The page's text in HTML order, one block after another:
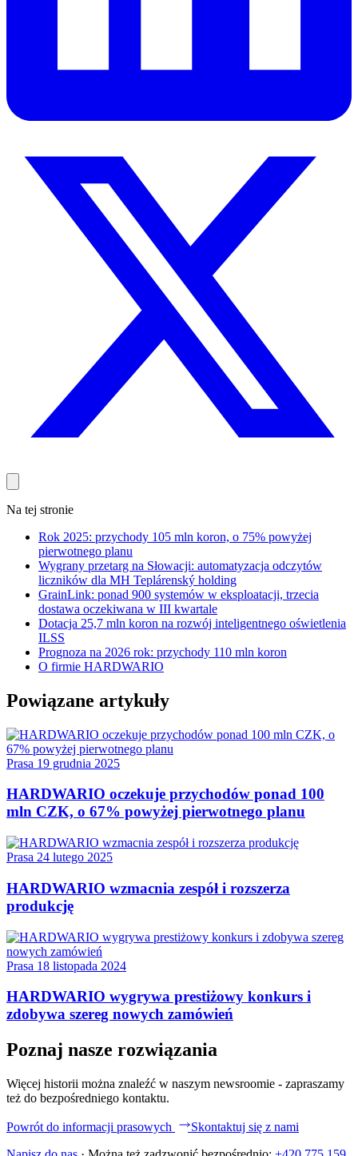
Na tej stronie
Rok 2025: przychody 105 mln koron, o 75% powyżej
pierwotnego planu
Wygrany przetarg na Słowacji: automatyzacja odczytów
liczników dla MH Teplárenský holding
GrainLink: ponad 900 systemów w eksploatacji, trzecia
dostawa oczekiwana w III kwartale
Dotacja 25,7 mln koron na rozwój inteligentnego oświetlenia
ILSS
Prognoza na 2026 rok: przychody 110 mln koron
O firmie HARDWARIO
Powiązane artykuły
Prasa 19 grudnia 2025
HARDWARIO oczekuje przychodów ponad 100
mln CZK, o 67% powyżej pierwotnego planu
Prasa 24 lutego 2025
HARDWARIO wzmacnia zespół i rozszerza
produkcję
Prasa 18 listopada 2024
HARDWARIO wygrywa prestiżowy konkurs i
zdobywa szereg nowych zamówień
Poznaj nasze rozwiązania
Więcej historii można znaleźć w naszym newsroomie - zapraszamy
też do bezpośredniego kontaktu.
Powrót do informacji prasowych
Skontaktuj się z nami